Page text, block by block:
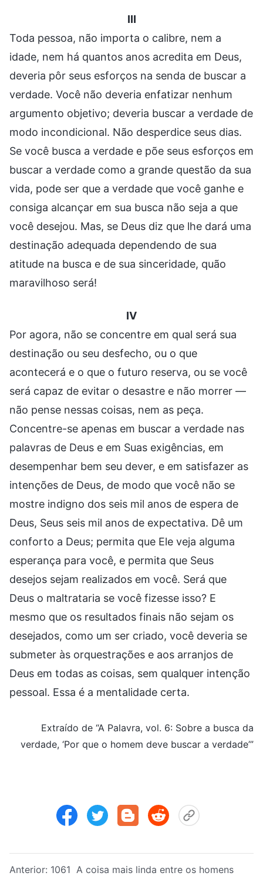
III
Toda pessoa, não importa o calibre, nem a
idade, nem há quantos anos acredita em Deus,
deveria pôr seus esforços na senda de buscar a
verdade. Você não deveria enfatizar nenhum
argumento objetivo; deveria buscar a verdade de
modo incondicional. Não desperdice seus dias.
Se você busca a verdade e põe seus esforços em
buscar a verdade como a grande questão da sua
vida, pode ser que a verdade que você ganhe e
consiga alcançar em sua busca não seja a que
você desejou. Mas, se Deus diz que lhe dará uma
destinação adequada dependendo de sua
atitude na busca e de sua sinceridade, quão
maravilhoso será!
IV
Por agora, não se concentre em qual será sua
destinação ou seu desfecho, ou o que
acontecerá e o que o futuro reserva, ou se você
será capaz de evitar o desastre e não morrer —
não pense nessas coisas, nem as peça.
Concentre-se apenas em buscar a verdade nas
palavras de Deus e em Suas exigências, em
desempenhar bem seu dever, e em satisfazer as
intenções de Deus, de modo que você não se
mostre indigno dos seis mil anos de espera de
Deus, Seus seis mil anos de expectativa. Dê um
conforto a Deus; permita que Ele veja alguma
esperança para você, e permita que Seus
desejos sejam realizados em você. Será que
Deus o maltrataria se você fizesse isso? E
mesmo que os resultados finais não sejam os
desejados, como um ser criado, você deveria se
submeter às orquestrações e aos arranjos de
Deus em todas as coisas, sem qualquer intenção
pessoal. Essa é a mentalidade certa.
Extraído de “A Palavra, vol. 6: Sobre a busca da
verdade, ‘Por que o homem deve buscar a verdade’”
Anterior: 1061 A coisa mais linda entre os homens